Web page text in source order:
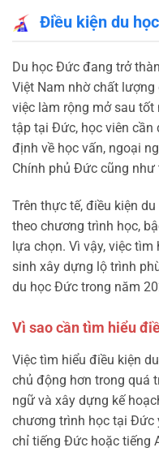
Điều kiện du
Du học Đức đang trở
Việt Nam nhờ chất
việc làm rộng mở sau tốt
tập tại Đức, học viên cần
định về học vấn, ngoại
Chính phủ Đức cũng
Trên thực tế, điều kiện
theo chương trình học,
lựa chọn. Vì vậy, việc
sinh xây dựng lộ trình
du học Đức trong năm
Vì sao cần tìm hiểu
Việc tìm hiểu điều kiện
chủ động hơn trong quá
ngữ và xây dựng kế
chương trình học tại Đức
chỉ tiếng Đức hoặc tiếng